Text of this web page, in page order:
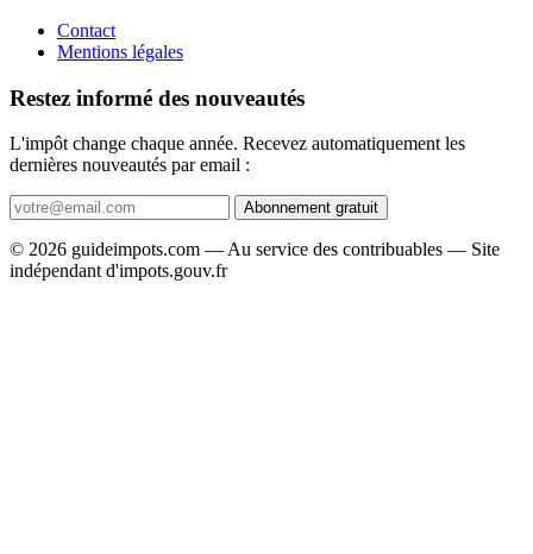
Contact
Mentions légales
Restez informé des nouveautés
L'impôt change chaque année. Recevez automatiquement les
dernières nouveautés par email :
Abonnement gratuit
© 2026 guideimpots.com — Au service des contribuables — Site
indépendant d'impots.gouv.fr